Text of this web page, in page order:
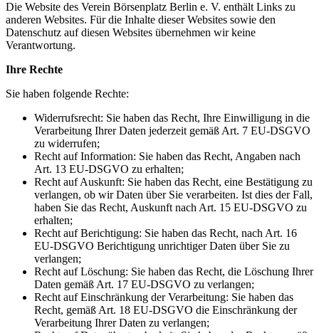
Die Website des Verein Börsenplatz Berlin e. V. enthält Links zu
anderen Websites. Für die Inhalte dieser Websites sowie den
Datenschutz auf diesen Websites übernehmen wir keine
Verantwortung.
Ihre Rechte
Sie haben folgende Rechte:
Widerrufsrecht: Sie haben das Recht, Ihre Einwilligung in die
Verarbeitung Ihrer Daten jederzeit gemäß Art. 7 EU-DSGVO
zu widerrufen;
Recht auf Information: Sie haben das Recht, Angaben nach
Art. 13 EU-DSGVO zu erhalten;
Recht auf Auskunft: Sie haben das Recht, eine Bestätigung zu
verlangen, ob wir Daten über Sie verarbeiten. Ist dies der Fall,
haben Sie das Recht, Auskunft nach Art. 15 EU-DSGVO zu
erhalten;
Recht auf Berichtigung: Sie haben das Recht, nach Art. 16
EU-DSGVO Berichtigung unrichtiger Daten über Sie zu
verlangen;
Recht auf Löschung: Sie haben das Recht, die Löschung Ihrer
Daten gemäß Art. 17 EU-DSGVO zu verlangen;
Recht auf Einschränkung der Verarbeitung: Sie haben das
Recht, gemäß Art. 18 EU-DSGVO die Einschränkung der
Verarbeitung Ihrer Daten zu verlangen;